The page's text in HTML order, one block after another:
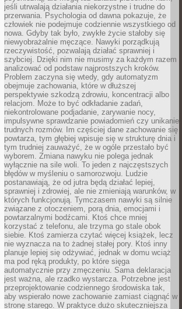
jeśli utrwalają działania niekorzystne i trudne do
przerwania. Psychologia od dawna pokazuje, że
człowiek nie podejmuje codziennie wszystkiego od
nowa. Gdyby tak było, zwykłe życie stałoby się
niewyobrażalnie męczące. Nawyki porządkują
rzeczywistość, pozwalają działać sprawniej i
szybciej. Dzięki nim nie musimy za każdym razem
analizować od podstaw najprostszych kroków.
Problem zaczyna się wtedy, gdy automatyzm
obejmuje zachowania, które w dłuższej
perspektywie szkodzą zdrowiu, koncentracji albo
relacjom. Może to być odkładanie zadań,
niekontrolowane podjadanie, zarywanie nocy,
impulsywne sprawdzanie powiadomień czy unikanie
trudnych rozmów. Im częściej dane zachowanie się
powtarza, tym głębiej wpisuje się w strukturę dnia i
tym trudniej zauważyć, że w ogóle przestało być
wyborem. Zmiana nawyku nie polega jednak
wyłącznie na sile woli. To jeden z najczęstszych
błędów w myśleniu o samorozwoju. Ludzie
postanawiają, że od jutra będą działać lepiej,
sprawniej i zdrowiej, ale nie zmieniają warunków, w
których funkcjonują. Tymczasem nawyki są silnie
związane z otoczeniem, porą dnia, emocjami i
powtarzalnymi bodźcami. Ktoś chce mniej
korzystać z telefonu, ale trzyma go stale obok
siebie. Ktoś zamierza czytać więcej książek, lecz
nie wyznacza na to żadnej stałej pory. Ktoś inny
planuje lepiej się odżywiać, jednak w domu wciąż
ma pod ręką produkty, po które sięga
automatycznie przy zmęczeniu. Sama deklaracja
jest ważna, ale rzadko wystarcza. Potrzebne jest
przeprojektowanie codziennego środowiska tak,
aby wspierało nowe zachowanie zamiast ciągnąć w
stronę starego. W praktyce dużo skuteczniejsza